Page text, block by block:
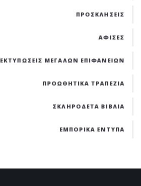
ΠΡΟΣΚΛΗΣΕΙΣ
ΑΦΙΣΕΣ
ΕΚΤΥΠΩΣΕΙΣ ΜΕΓΑΛΩΝ ΕΠΙΦΑΝΕΙΩΝ
ΠΡΟΩΘΗΤΙΚΑ ΤΡΑΠΕΖΙΑ
ΣΚΛΗΡΟΔΕΤΑ ΒΙΒΛΙΑ
ΕΜΠΟΡΙΚΑ ΕΝΤΥΠΑ